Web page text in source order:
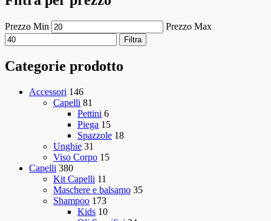
Prezzo Min Prezzo Max
Filtra
Categorie prodotto
Accessori 146
Capelli 81
Pettini 6
Piega 15
Spazzole 18
Unghie 31
Viso Corpo 15
Capelli 380
Kit Capelli 11
Maschere e balsamo 35
Shampoo 173
Kids 10